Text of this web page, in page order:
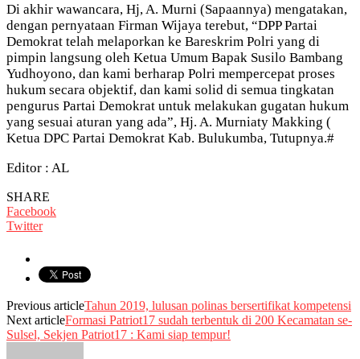
Di akhir wawancara, Hj, A. Murni (Sapaannya) mengatakan,
dengan pernyataan Firman Wijaya terebut, “DPP Partai
Demokrat telah melaporkan ke Bareskrim Polri yang di
pimpin langsung oleh Ketua Umum Bapak Susilo Bambang
Yudhoyono, dan kami berharap Polri mempercepat proses
hukum secara objektif, dan kami solid di semua tingkatan
pengurus Partai Demokrat untuk melakukan gugatan hukum
yang sesuai aturan yang ada”, Hj. A. Murniaty Makking (
Ketua DPC Partai Demokrat Kab. Bulukumba, Tutupnya.#
Editor : AL
SHARE
Facebook
Twitter
Previous articleTahun 2019, lulusan polinas bersertifikat kompetensi
Next articleFormasi Patriot17 sudah terbentuk di 200 Kecamatan se-
Sulsel, Sekjen Patriot17 : Kami siap tempur!